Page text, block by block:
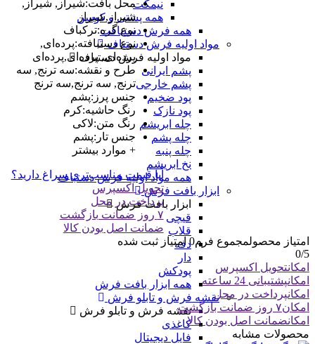
نیمکت
همه پشتی و کوسن
همه فرش دستبافت
مواد اولیه فرش دستباف
مواد اولیه فرش دستباف
پشم ایرانی
پشم خارجی
پود ضخیم
پود نازک
چله ابریشم
چله پشم
چله پنبه
نخ ابریشم
همه مواد اولیه فرش دستباف
ابزار بافت فرش
ابزار بافت فرش
قیچی
قلاب
دفه
دار
پودکش
همه ابزار بافت فرش
نقشه فرش و تابلو فرش
نقشه فرش و تابلو فرش
کاغذی
فایل دیجیتال
محل بافت:شیراز, شیراز,
شیراز,شیراز
نوع گره:ترکباف
نوع دستبافته:پرده‌ای,
پرده‌ای, پرده‌ای,پرده‌ای
طرح و نقشه:سه ترنج, سه
ترنج, سه ترنج,سه ترنج
جنس پرز :پشم
رنگ حاشیه:کرم
رنگ متن:لاکی
جنس تار :پشم
+ موارد بیشتر
آیا قیمت مناسب‌تری سراغ دارید؟
تحویل اکسپرس
پرداخت در محل
۷ روز ضمانت بازگشت
ضمانت اصل بودن کالا
امتیاز محصولمجموع فرم0امتیاز ثبت شده
0/5
امکانتحویل اکسپرس
امکانپشتیبانی 24 ساعته
امکانپرداخت در محل
امکان۷ روز ضمانت بازگشت
امکانضمانت اصل بودن کالا
محصولات مشابه